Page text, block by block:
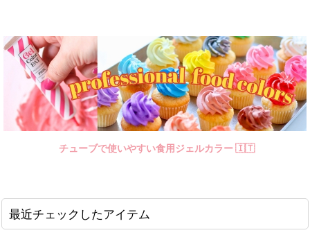
チューブで使いやすい食用ジェルカラー 🇮🇹
最近チェックしたアイテム